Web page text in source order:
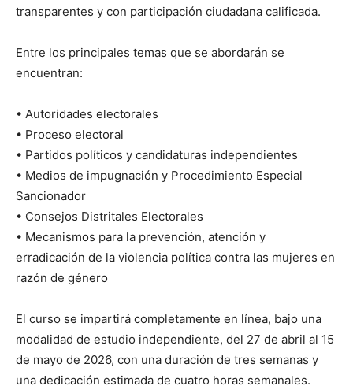
transparentes y con participación ciudadana calificada.
Entre los principales temas que se abordarán se
encuentran:
• Autoridades electorales
• Proceso electoral
• Partidos políticos y candidaturas independientes
• Medios de impugnación y Procedimiento Especial
Sancionador
• Consejos Distritales Electorales
• Mecanismos para la prevención, atención y
erradicación de la violencia política contra las mujeres en
razón de género
El curso se impartirá completamente en línea, bajo una
modalidad de estudio independiente, del 27 de abril al 15
de mayo de 2026, con una duración de tres semanas y
una dedicación estimada de cuatro horas semanales.